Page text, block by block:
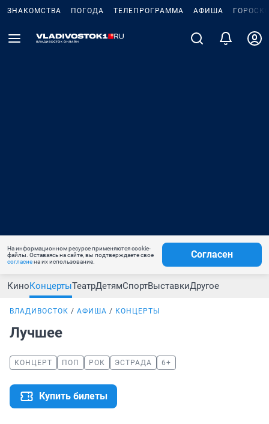
ЗНАКОМСТВА ПОГОДА ТЕЛЕПРОГРАММА АФИША
На информационном ресурсе применяются cookie-
файлы. Оставаясь на сайте, вы подтверждаете свое
согласиена их использование.
Согласен
КиноКонцертыТеатрДетямСпортВыставкиДругое
ВЛАДИВОСТОК АФИША КОНЦЕРТЫ
Лучшее
КОНЦЕРТ ПОП РОК ЭСТРАДА 6+
Купить билеты